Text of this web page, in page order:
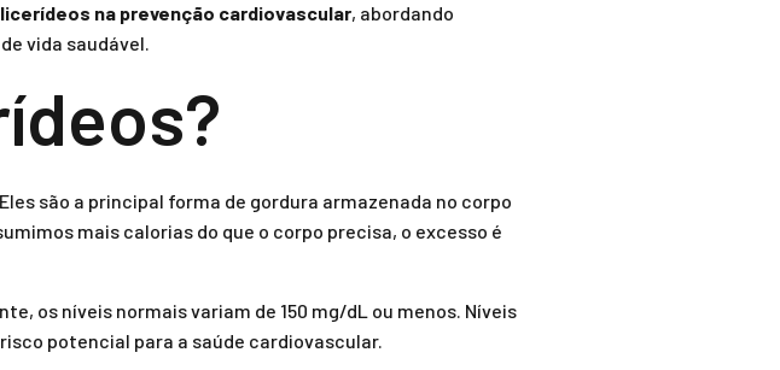
na prevenção cardiovascular, abordando
vida saudável.
são a principal forma de gordura armazenada no corpo
mais calorias do que o corpo precisa, o excesso é
os níveis normais variam de 150 mg/dL ou menos. Níveis
potencial para a saúde cardiovascular.